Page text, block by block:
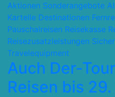
Aktionen Sonderangebote
Kartelle Destinationen
Pauschalreisen Reisekasse
Reisezusatzleistungen
Travelequipment
Auch Der-
Reisen bis